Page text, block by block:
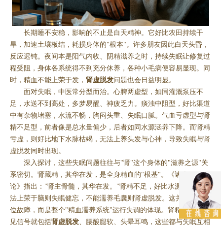
长期睡不安稳，影响的不止是白天精神。它好比农田持续干
旱，加速土壤板结，耗损身体的"根本"。许多朋友因此白天头昏，
反应迟钝。夜间本是阳气内收、阴精滋养之时，持续失眠让修复过
程受阻，身体各系统得不到充分休养，各种小毛病便容易显现。同
时，精血不能上荣于发， 肾虚脱发问题也会日益明显。
面对失眠，中医常分型而治。心脾两虚型，如同灌溉泵压不
足，水送不到高处，多梦易醒、神疲乏力。痰浊中阻型，好比渠道
中有杂物堵塞，水流不畅，胸闷头重、失眠口腻。气血亏虚型与肾
精不足型，前者像是总水量偏少，后者如同水源涵养下降。而肾精
亏虚，则好比地下水脉枯竭，无法上养头发与心神，导致失眠与肾
虚脱发同时出现。
深入探讨，这些失眠问题往往与"肾"这个身体的"滋养之源"关
系密切。肾藏精，其华在发，是全身精血的"根基"。《诸病源候
论》指出："肾主骨髓，其华在发。"肾精不足，好比水源枯竭，无
法上荣于脑则失眠健忘，不能濡养毛囊则肾虚脱发。这并非单一部
位故障，而是整个"精血濡养系统"运行失调的体现。肾精亏虚的常
见信号就包括肾虚脱发、腰酸腿软、头晕耳鸣，这些都与失眠互相